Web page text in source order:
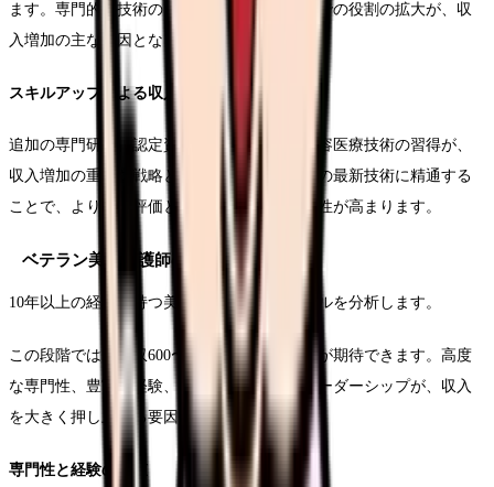
ます。専門的な技術の向上と、クリニック内での役割の拡大が、収
入増加の主な要因となります。
スキルアップによる収入増加
追加の専門研修、認定資格の取得、高度な美容医療技術の習得が、
収入増加の重要な戦略となります。美容医療の最新技術に精通する
ことで、より高い評価と報酬を得られる可能性が高まります。
ベテラン美容看護師の収入ポテンシャル
10年以上の経験を持つ美容看護師の収入モデルを分析します。
この段階では、年収600〜800万円以上の収入が期待できます。高度
な専門性、豊富な経験、そして組織内でのリーダーシップが、収入
を大きく押し上げる要因となります。
専門性と経験の価値